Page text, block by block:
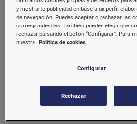
Comprar
y mostrarte publicidad en base a un perfil
de navegación. Puedes aceptar o rechazar las
correspondientes. También puedes elegir que
rechazar pulsando el botón “Configurar”. Para
nuestra Política de cookies
Configurar
Rechazar